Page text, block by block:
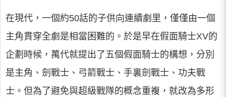
在現代，一個約50話的子供向連續劇里，僅僅由一個
主角貫穿全劇是相當困難的。於是早在假面騎士XV的
企劃時候，萬代就提出了五個假面騎士的構想，分別
是主角、劍戰士、弓箭戰士、手裏劍戰士、功夫戰
士。但為了避免與超級戰隊的概念重複，就改為多形